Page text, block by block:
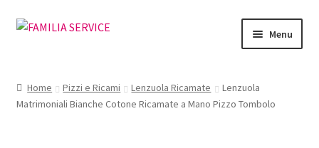
Vai
Vai
Menu
Vetrina Articoli
Home Pizzi e Ricami Lenzuola Ricamate
Lenzuola
Matrimoniali Bianche Cotone Ricamate a Mano Pizzo Tombolo